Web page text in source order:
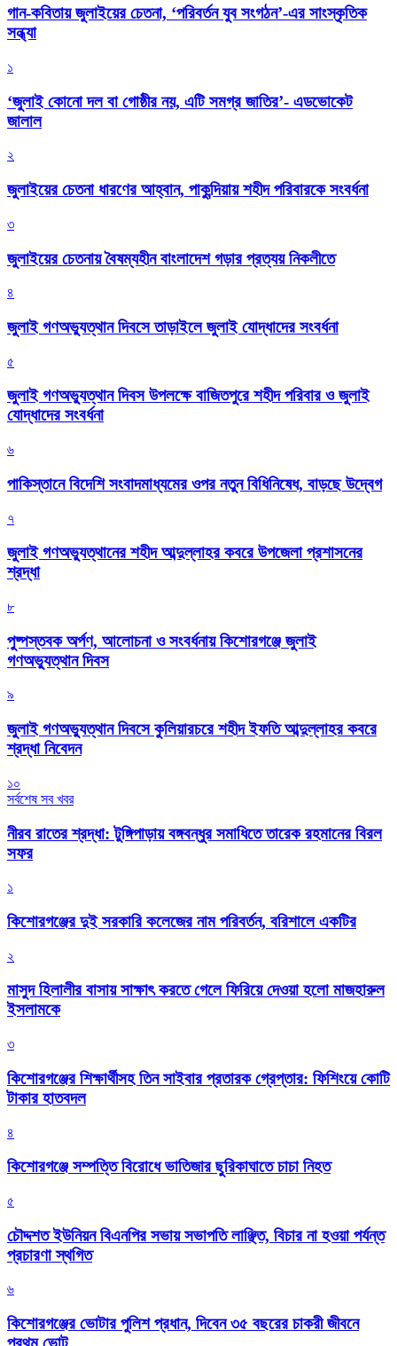
গান-কবিতায় জুলাইয়ের চেতনা, ‘পরিবর্তন যুব সংগঠন’-এর সাংস্কৃতিক
সন্ধ্যা
১
‘জুলাই কোনো দল বা গোষ্ঠীর নয়, এটি সমগ্র জাতির’- এডভোকেট
জালাল
২
জুলাইয়ের চেতনা ধারণের আহ্বান, পাকুন্দিয়ায় শহীদ পরিবারকে সংবর্ধনা
৩
জুলাইয়ের চেতনায় বৈষম্যহীন বাংলাদেশ গড়ার প্রত্যয় নিকলীতে
৪
জুলাই গণঅভ্যুত্থান দিবসে তাড়াইলে জুলাই যোদ্ধাদের সংবর্ধনা
৫
জুলাই গণঅভ্যুত্থান দিবস উপলক্ষে বাজিতপুরে শহীদ পরিবার ও জুলাই
যোদ্ধাদের সংবর্ধনা
৬
পাকিস্তানে বিদেশি সংবাদমাধ্যমের ওপর নতুন বিধিনিষেধ, বাড়ছে উদ্বেগ
৭
জুলাই গণঅভ্যুত্থানের শহীদ আব্দুল্লাহর কবরে উপজেলা প্রশাসনের
শ্রদ্ধা
৮
পুষ্পস্তবক অর্পণ, আলোচনা ও সংবর্ধনায় কিশোরগঞ্জে জুলাই
গণঅভ্যুত্থান দিবস
৯
জুলাই গণঅভ্যুত্থান দিবসে কুলিয়ারচরে শহীদ ইফতি আব্দুল্লাহর কবরে
শ্রদ্ধা নিবেদন
১০
সর্বশেষ সব খবর
নীরব রাতের শ্রদ্ধা: টুঙ্গিপাড়ায় বঙ্গবন্ধুর সমাধিতে তারেক রহমানের বিরল
সফর
১
কিশোরগঞ্জের দুই সরকারি কলেজের নাম পরিবর্তন, বরিশালে একটির
২
মাসুদ হিলালীর বাসায় সাক্ষাৎ করতে গেলে ফিরিয়ে দেওয়া হলো মাজহারুল
ইসলামকে
৩
কিশোরগঞ্জের শিক্ষার্থীসহ তিন সাইবার প্রতারক গ্রেপ্তার: ফিশিংয়ে কোটি
টাকার হাতবদল
৪
কিশোরগঞ্জে সম্পত্তি বিরোধে ভাতিজার ছুরিকাঘাতে চাচা নিহত
৫
চৌদ্দশত ইউনিয়ন বিএনপির সভায় সভাপতি লাঞ্ছিত, বিচার না হওয়া পর্যন্ত
প্রচারণা স্থগিত
৬
কিশোরগঞ্জের ভোটার পুলিশ প্রধান, দিবেন ৩৫ বছরের চাকরী জীবনে